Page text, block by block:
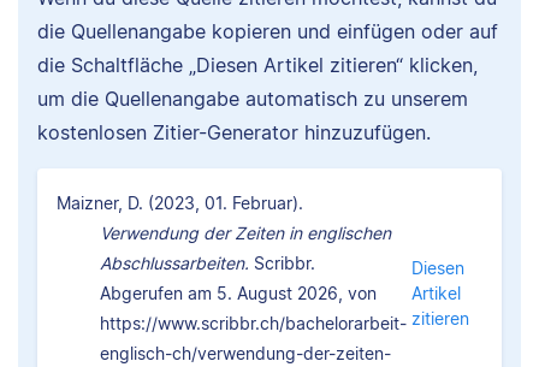
die Quellenangabe kopieren und einfügen oder auf
die Schaltfläche „Diesen Artikel zitieren“ klicken,
um die Quellenangabe automatisch zu unserem
kostenlosen Zitier-Generator hinzuzufügen.
Maizner, D. (2023, 01. Februar).
Verwendung der Zeiten in englischen
Abschlussarbeiten. Scribbr.
Abgerufen am 5. August 2026, von
https://www.scribbr.ch/bachelorarbeit-
englisch-ch/verwendung-der-zeiten-
Diesen
Artikel
zitieren